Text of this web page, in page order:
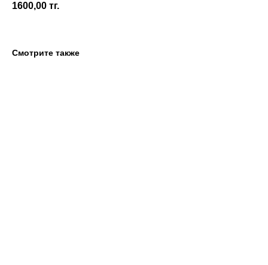
1600,00 тг.
Смотрите также